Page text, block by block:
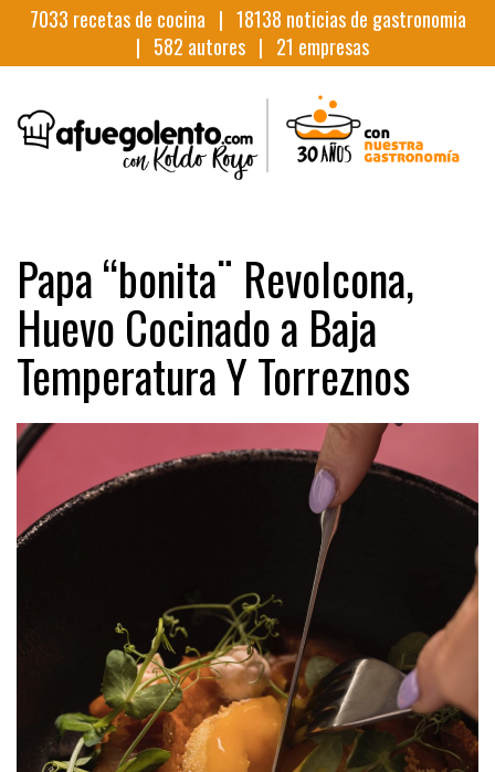
7033 recetas de cocina | 18138 noticias de gastronomia
| 582 autores | 21 empresas
Papa “bonita¨ Revolcona,
Huevo Cocinado a Baja
Temperatura Y Torreznos